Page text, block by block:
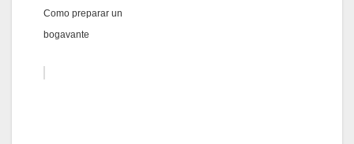
Como preparar un
bogavante